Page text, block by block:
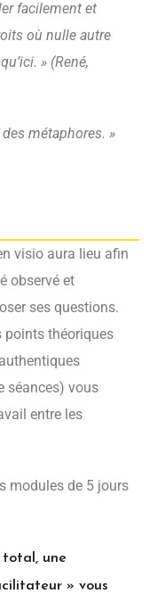
facilement et
où nulle autre
» (René,
des métaphores. »
visio aura lieu afin
observé et
ses questions.
points théoriques
séances) vous
entre les
modules de 5 jours
total, une
» vous